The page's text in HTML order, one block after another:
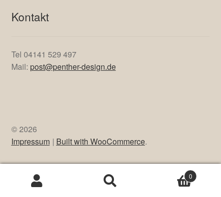
Kontakt
Tel 04141 529 497
Mail: post@penther-design.de
© 2026
Impressum
Built with WooCommerce.
0